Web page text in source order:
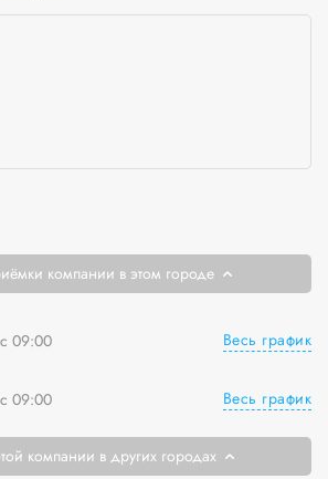
компании в этом городе
09:00
Весь график
09:00 Весь график
компании в других городах